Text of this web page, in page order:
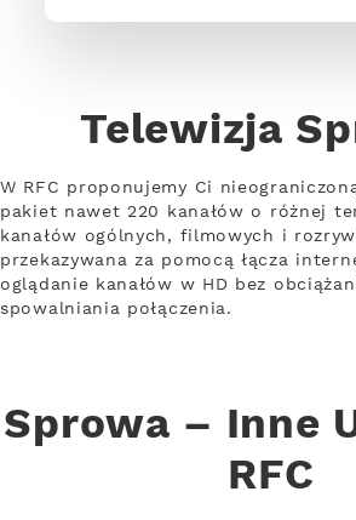
Telewizja
W RFC proponujemy Ci
pakiet nawet 220 kanałów o różnej
kanałów ogólnych, filmowych i
przekazywana za pomocą łącza
oglądanie kanałów w HD bez
spowalniania połączenia.
Sprowa – Inne
RFC